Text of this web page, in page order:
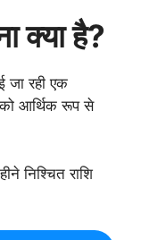
क्या है?
जा रही एक
को आर्थिक रूप से
निश्चित राशि